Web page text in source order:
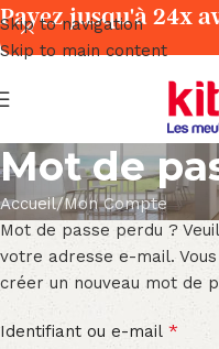
Skip to navigation
Skip to main content
Mot de
Accueil Mon Compte
Mot de passe perdu ?
votre adresse e-mail.
créer un nouveau mot de
Identifiant ou e-mail *
Payez jusqu'à 24x